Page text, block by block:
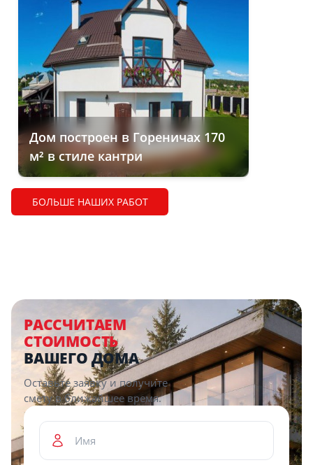
Дом построен в Гореничах 170
м² в стиле кантри
БОЛЬШЕ НАШИХ РАБОТ
РАССЧИТАЕМ
СТОИМОСТЬ
ВАШЕГО ДОМА
Оставьте заявку и получите
смету в ближайшее время.